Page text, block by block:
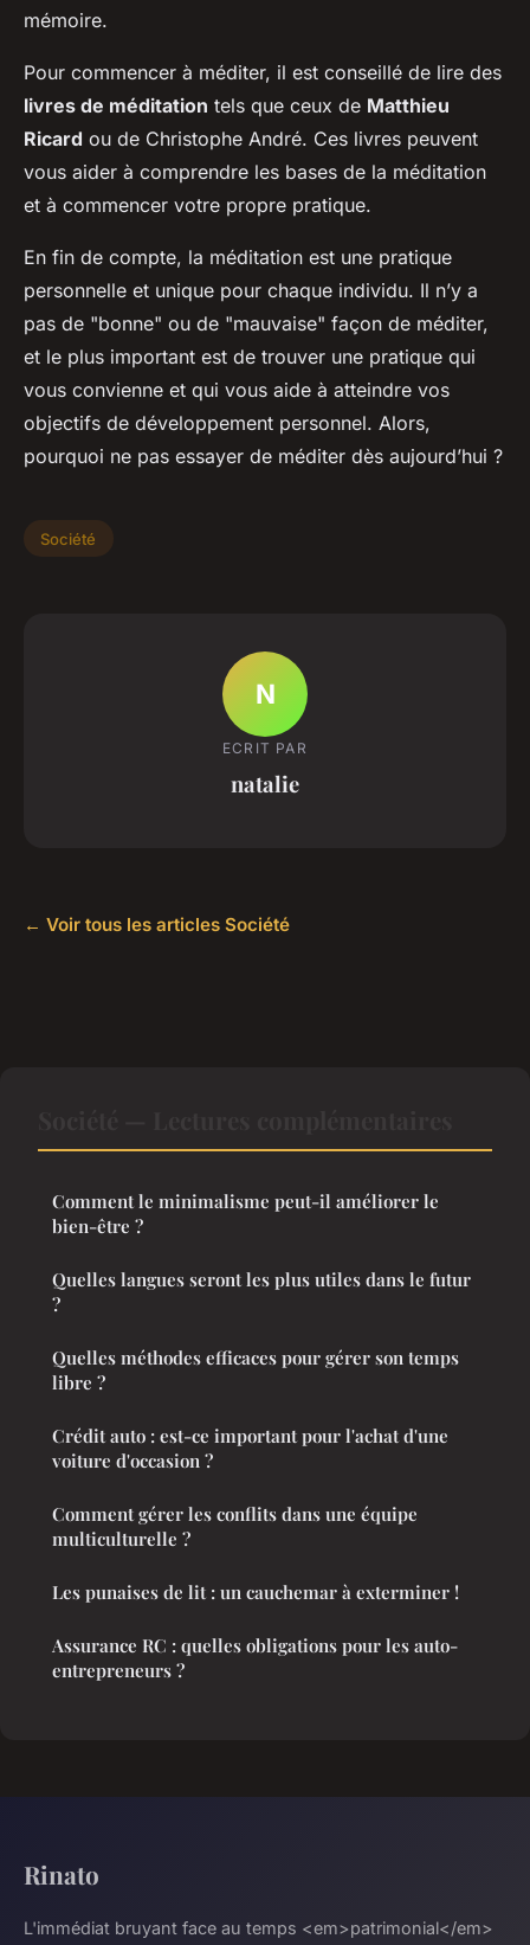
mémoire.
Pour commencer à méditer, il est conseillé de lire des
livres de méditation tels que ceux de Matthieu
Ricard ou de Christophe André. Ces livres peuvent
vous aider à comprendre les bases de la méditation
et à commencer votre propre pratique.
En fin de compte, la méditation est une pratique
personnelle et unique pour chaque individu. Il n’y a
pas de "bonne" ou de "mauvaise" façon de méditer,
et le plus important est de trouver une pratique qui
vous convienne et qui vous aide à atteindre vos
objectifs de développement personnel. Alors,
pourquoi ne pas essayer de méditer dès aujourd’hui ?
Société
N
ECRIT PAR
natalie
← Voir tous les articles Société
Comment le minimalisme peut-il améliorer le
bien-être ?
Quelles langues seront les plus utiles dans le futur
?
Quelles méthodes efficaces pour gérer son temps
libre ?
Crédit auto : est-ce important pour l'achat d'une
voiture d'occasion ?
Comment gérer les conflits dans une équipe
multiculturelle ?
Les punaises de lit : un cauchemar à exterminer !
Assurance RC : quelles obligations pour les auto-
entrepreneurs ?
Rinato
L'immédiat bruyant face au temps <em>patrimonial</em>